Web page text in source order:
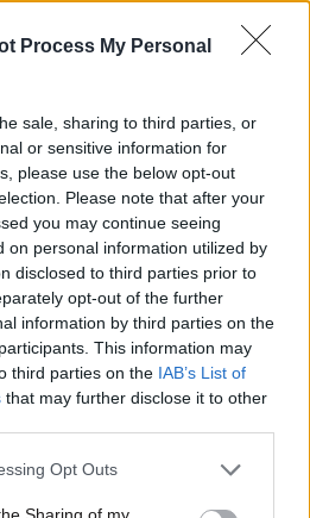
Process My Personal
sale, sharing to third parties, or
or sensitive information for
please use the below opt-out
Please note that after your
you may continue seeing
on personal information utilized by
disclosed to third parties prior to
opt-out of the further
information by third parties on the
This information may
third parties on the IAB’s List of
that may further disclose it to other
app uses one or more Google
behaviour. You may click to
Opt Outs
Sharing of my
ΣΑΣ